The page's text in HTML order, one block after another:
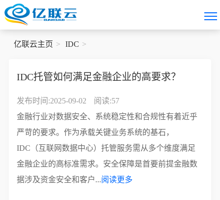
亿联云主页 IDC
IDC托管如何满足金融企业的高要求？
发布时间:2025-09-02
阅读:57
金融行业对数据安全、系统稳定性和合规性有着近乎
严苛的要求。作为承载关键业务系统的基石，
IDC（互联网数据中心）托管服务需从多个维度满足
金融企业的高标准需求。安全保障是首要前提金融数
据涉及资金安全和客户...阅读更多